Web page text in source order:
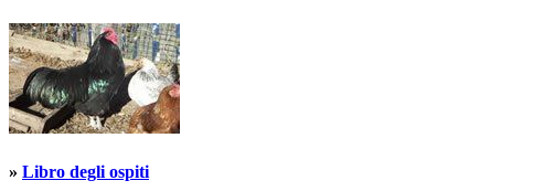
» Libro degli ospiti